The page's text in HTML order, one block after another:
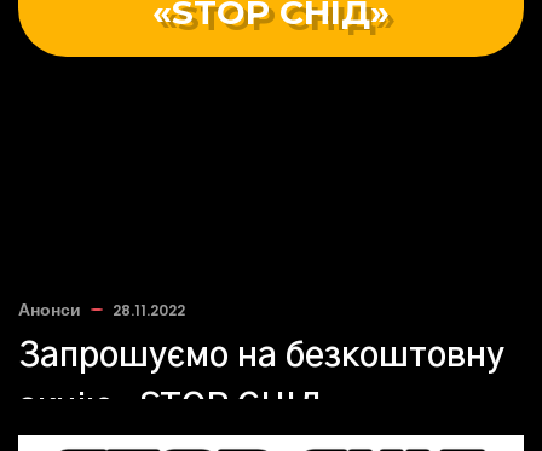
«STOP СНІД»
Анонси 28.11.2022
Запрошуємо на безкоштовну
акцію «STOP СНІД»